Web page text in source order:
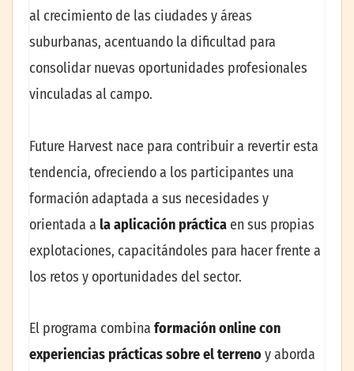
al crecimiento de las ciudades y áreas
suburbanas, acentuando la dificultad para
consolidar nuevas oportunidades profesionales
vinculadas al campo.
Future Harvest nace para contribuir a revertir esta
tendencia, ofreciendo a los participantes una
formación adaptada a sus necesidades y
orientada a la aplicación práctica en sus propias
explotaciones, capacitándoles para hacer frente a
los retos y oportunidades del sector.
El programa combina formación online con
experiencias prácticas sobre el terreno y aborda